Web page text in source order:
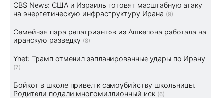
CBS News: США и Израиль готовят масштабную атаку
на энергетическую инфраструктуру Ирана (9)
Семейная пара репатриантов из Ашкелона работала на
иранскую разведку (8)
Ynet: Трамп отменил запланированные удары по Ирану
(7)
Бойкот в школе привел к самоубийству школьницы.
Родители подали многомиллионный иск (6)